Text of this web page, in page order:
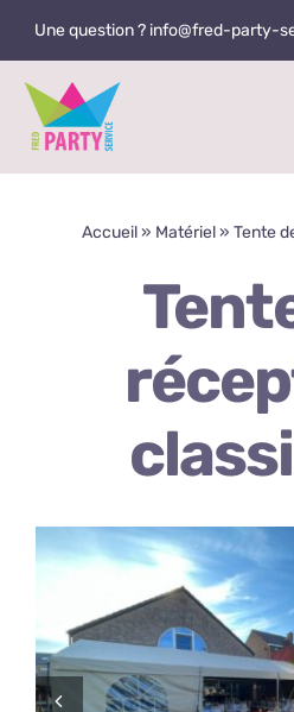
content
Une question ? info@fred-party-
Accueil» Matériel» Tente
